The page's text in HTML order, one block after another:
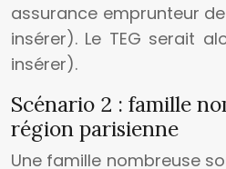
assurance emprunteur
insérer). Le TEG serait
insérer).
Scénario 2 : famille
région parisienne
Une famille nombreuse